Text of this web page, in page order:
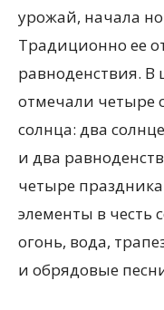
урожай, начала
Традиционно ее
равноденствия.
отмечали четыре
солнца: два
и два
четыре
элементы в честь
огонь, вода,
и обрядовые